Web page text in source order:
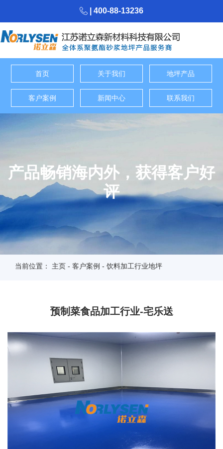
| 400-88-13236
首页 关于我们 地坪产品
客户案例 新闻中心 联系我们
产品畅销海内外，获得客户好
评
当前位置： 主页 - 客户案例 - 饮料加工行业地坪
预制菜食品加工行业-宅乐送